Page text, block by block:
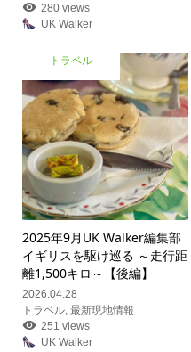
280 views
UK Walker
トラベル
2025年9月UK Walker編集部
イギリスを駆け巡る ～走行距
離1,500キロ～【後編】
2026.04.28
トラベル, 最新現地情報
251 views
UK Walker